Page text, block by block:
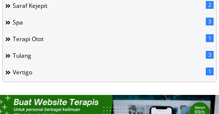
Saraf Kejepit 2
Spa 3
Terapi Otot 1
Tulang 3
Vertigo 1